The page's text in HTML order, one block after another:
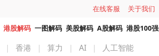
在线客服 关于我们
港股解码 一图解码 美股解码 A股解码 港股100强
| 香港 | 算力 | AI | 人工智能